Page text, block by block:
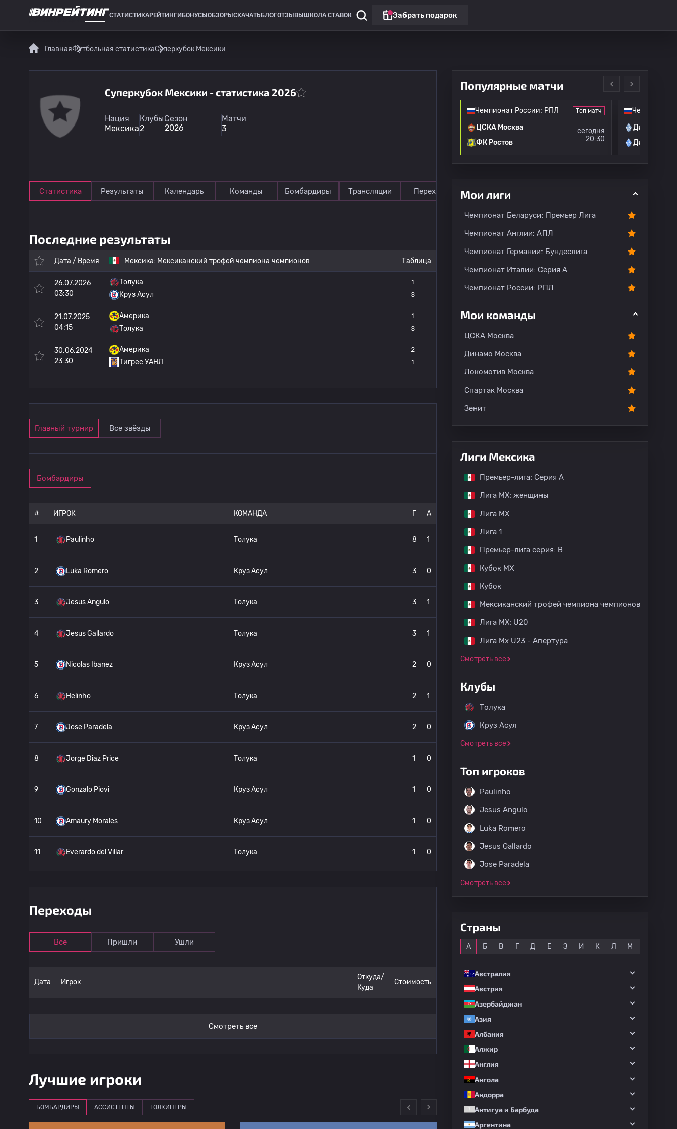
СТАТИСТИКАРЕЙТИНГИ БОНУСЫ ОБЗОРЫ СКАЧАТЬ БЛОГОТЗЫВЫ ШКОЛА СТАВОК Забрать подарок
ГлавнаяФутбольная статистикаСуперкубок Мексики
Суперкубок Мексики - статистика 2026
Нация
Мексика
Клубы
2
Сезон
2026
Матчи
3
Статистика Результаты Календарь Команды Бомбардиры Трансляции Переходы Все игроки
Последние результаты
Дата / Время Мексика: Мексиканский трофей чемпиона чемпионов Таблица
26.07.2026
03:30
Толука
Круз Асул
1
3
21.07.2025
04:15
Америка
Толука
1
3
30.06.2024
23:30
Америка
Тигрес УАНЛ
2
1
Главный турнир Все звёзды
Бомбардиры
# ИГРОК КОМАНДА Г A
1 Paulinho Толука 8 1
2 Luka Romero Круз Асул 3 0
3 Jesus Angulo Толука 3 1
4 Jesus Gallardo Толука 3 1
5 Nicolas Ibanez Круз Асул 2 0
6 Helinho Толука 2 1
7 Jose Paradela Круз Асул 2 0
8 Jorge Diaz Price Толука 1 0
9 Gonzalo Piovi Круз Асул 1 0
10 Amaury Morales Круз Асул 1 0
11 Everardo del Villar Толука 1 0
13 Nicolas Castro
Gabriel Fernandez
15
17 Erick Gutierrez Толука 0
19 Josue Diaz
Переходы
Все Пришли Ушли
Дата Игрок
Откуда/
Куда
Стоимость
Смотреть все
Лучшие игроки
БОМБАРДИРЫ АССИСТЕНТЫ ГОЛКИПЕРЫ
Популярные матчи
Чемпионат России: РПЛ Топ матч
ЦСКА Москва
ФК Ростов
сегодня
20:30
Чемпионат
Динамо
Динамо
Мои лиги
Чемпионат Беларуси: Премьер Лига
Чемпионат Англии: АПЛ
Чемпионат Германии: Бундеслига
Чемпионат Италии: Серия А
Чемпионат России: РПЛ
Мои команды
ЦСКА Москва
Динамо Москва
Локомотив Москва
Спартак Москва
Зенит
Лиги Мексика
Премьер-лига: Серия А
Лига МХ: женщины
Лига МХ
Лига 1
Премьер-лига серия: B
Кубок MX
Кубок
Мексиканский трофей чемпиона чемпионов
Лига МХ: U20
Лига Mx U23 - Апертура
Смотреть все
Клубы
Толука
Круз Асул
Смотреть все
Топ игроков
Paulinho
Jesus Angulo
Luka Romero
Jesus Gallardo
Jose Paradela
Смотреть все
Страны
А Б В Г Д Е З И К Л М
Австралия
Австрия
Азербайджан
Азия
Албания
Алжир
Англия
Ангола
Андорра
Антигуа и Барбуда
Аргентина